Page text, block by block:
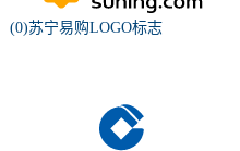
(0)苏宁易购LOGO标志